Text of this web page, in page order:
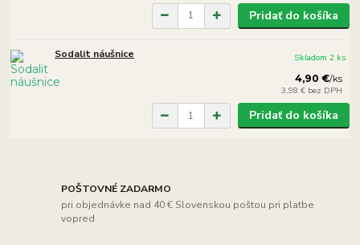
Pridať do košíka
Sodalit náušnice
4,90 €/ks
3,98 € bez DPH
Skladom 2 ks
Pridať do košíka
POŠTOVNÉ ZADARMO
pri objednávke nad 40 € Slovenskou poštou pri platbe
vopred